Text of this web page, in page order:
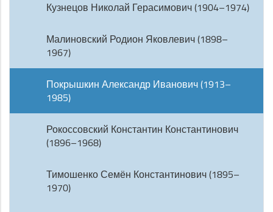
Кузнецов Николай Герасимович (1904–1974)
Малиновский Родион Яковлевич (1898–
1967)
Покрышкин Александр Иванович (1913–
1985)
Рокоссовский Константин Константинович
(1896–1968)
Тимошенко Семён Константинович (1895–
1970)